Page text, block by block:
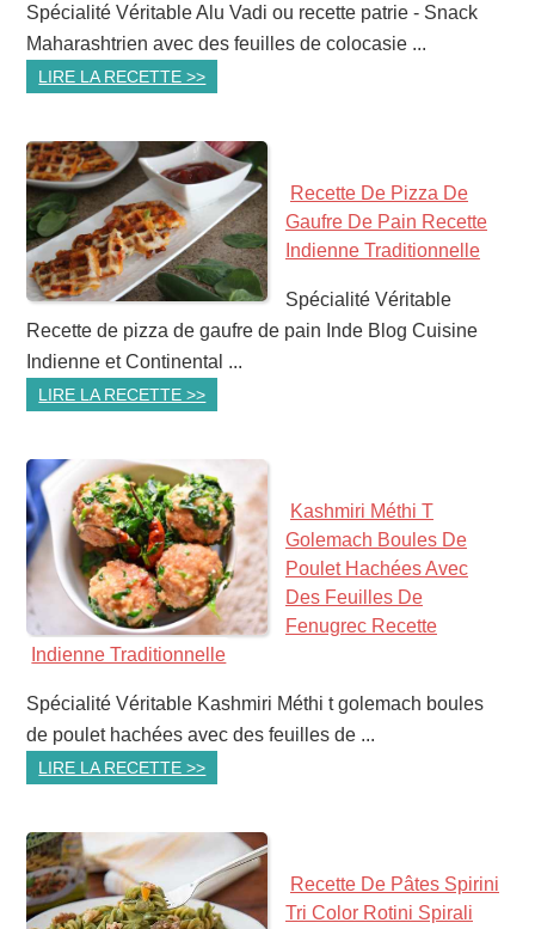
Spécialité Véritable Alu Vadi ou recette patrie - Snack
Maharashtrien avec des feuilles de colocasie ...
LIRE LA RECETTE >>
Recette De Pizza De
Gaufre De Pain Recette
Indienne Traditionnelle
Spécialité Véritable
Recette de pizza de gaufre de pain Inde Blog Cuisine
Indienne et Continental ...
LIRE LA RECETTE >>
Kashmiri Méthi T
Golemach Boules De
Poulet Hachées Avec
Des Feuilles De
Fenugrec Recette
Indienne Traditionnelle
Spécialité Véritable Kashmiri Méthi t golemach boules
de poulet hachées avec des feuilles de ...
LIRE LA RECETTE >>
Recette De Pâtes Spirini
Tri Color Rotini Spirali